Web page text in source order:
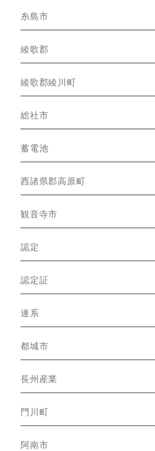
糸島市
綾歌郡
綾歌郡綾川町
総社市
蓄電池
西諸県郡高原町
観音寺市
認定
認定証
連系
都城市
長州産業
門川町
阿南市